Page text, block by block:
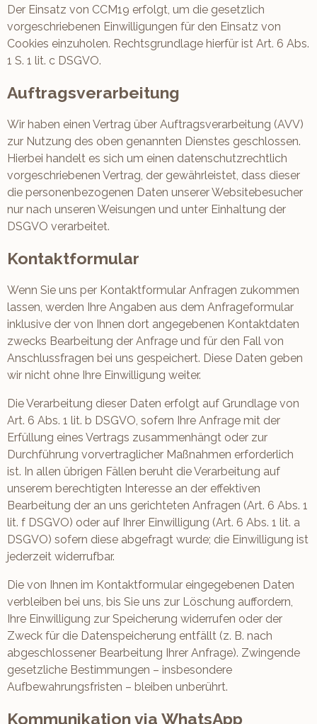
Der Einsatz von CCM19 erfolgt, um die gesetzlich
vorgeschriebenen Einwilligungen für den Einsatz von
Cookies einzuholen. Rechtsgrundlage hierfür ist Art. 6 Abs.
1 S. 1 lit. c DSGVO.
Auftragsverarbeitung
Wir haben einen Vertrag über Auftragsverarbeitung (AVV)
zur Nutzung des oben genannten Dienstes geschlossen.
Hierbei handelt es sich um einen datenschutzrechtlich
vorgeschriebenen Vertrag, der gewährleistet, dass dieser
die personenbezogenen Daten unserer Websitebesucher
nur nach unseren Weisungen und unter Einhaltung der
DSGVO verarbeitet.
Kontaktformular
Wenn Sie uns per Kontaktformular Anfragen zukommen
lassen, werden Ihre Angaben aus dem Anfrageformular
inklusive der von Ihnen dort angegebenen Kontaktdaten
zwecks Bearbeitung der Anfrage und für den Fall von
Anschlussfragen bei uns gespeichert. Diese Daten geben
wir nicht ohne Ihre Einwilligung weiter.
Die Verarbeitung dieser Daten erfolgt auf Grundlage von
Art. 6 Abs. 1 lit. b DSGVO, sofern Ihre Anfrage mit der
Erfüllung eines Vertrags zusammenhängt oder zur
Durchführung vorvertraglicher Maßnahmen erforderlich
ist. In allen übrigen Fällen beruht die Verarbeitung auf
unserem berechtigten Interesse an der effektiven
Bearbeitung der an uns gerichteten Anfragen (Art. 6 Abs. 1
lit. f DSGVO) oder auf Ihrer Einwilligung (Art. 6 Abs. 1 lit. a
DSGVO) sofern diese abgefragt wurde; die Einwilligung ist
jederzeit widerrufbar.
Die von Ihnen im Kontaktformular eingegebenen Daten
verbleiben bei uns, bis Sie uns zur Löschung auffordern,
Ihre Einwilligung zur Speicherung widerrufen oder der
Zweck für die Datenspeicherung entfällt (z. B. nach
abgeschlossener Bearbeitung Ihrer Anfrage). Zwingende
gesetzliche Bestimmungen – insbesondere
Aufbewahrungsfristen – bleiben unberührt.
Kommunikation via WhatsApp